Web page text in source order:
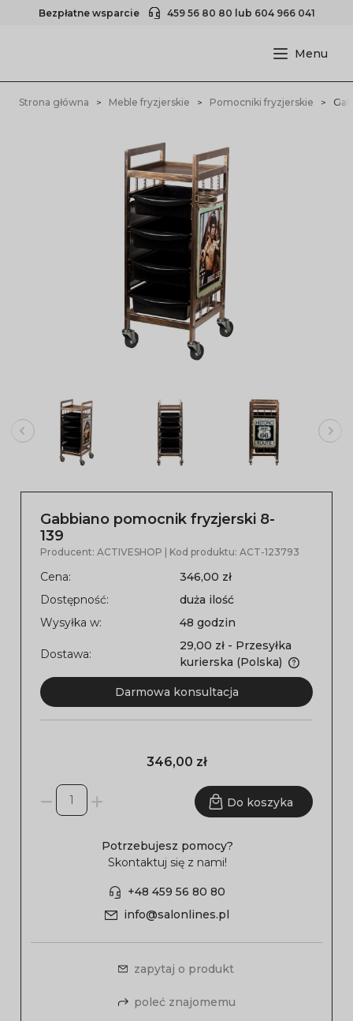
Bezpłatne wsparcie 459 56 80 80 lub 604 966 041
Strona główna Meble fryzjerskie Pomocniki fryzjerskie
Gabbiano pomocnik fryzjerski 8-
139
Producent: ACTIVESHOP | Kod produktu: ACT-123793
Cena:
346,00 zł
Dostępność:
duża ilość
Wysyłka w:
48 godzin
Dostawa:
29,00 zł - Przesyłka
kurierska (Polska)
Darmowa konsultacja
346,00 zł
Do koszyka
Potrzebujesz pomocy?
Skontaktuj się z nami!
+48 459 56 80 80
info@salonlines.pl
zapytaj o produkt
poleć znajomemu